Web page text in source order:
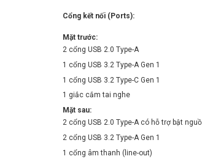
Cổng kết nối (Ports):
Mặt trước:
2 cổng USB 2.0 Type-A
1 cổng USB 3.2 Type-A Gen 1
1 cổng USB 3.2 Type-C Gen 1
1 giắc cắm tai nghe
Mặt sau:
2 cổng USB 2.0 Type-A có hỗ trợ bật
2 cổng USB 3.2 Type-A Gen 1
1 cổng âm thanh (line-out)